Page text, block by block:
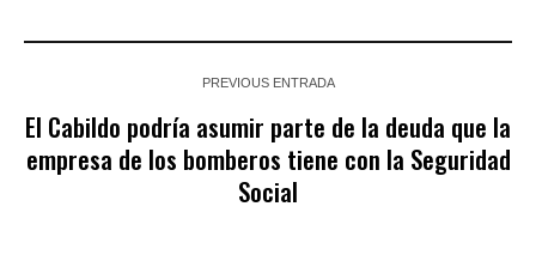
PREVIOUS ENTRADA
El Cabildo podría asumir parte de la deuda que la
empresa de los bomberos tiene con la Seguridad
Social